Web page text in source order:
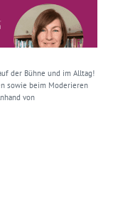
der Bühne und im Alltag!
sowie beim Moderieren
von